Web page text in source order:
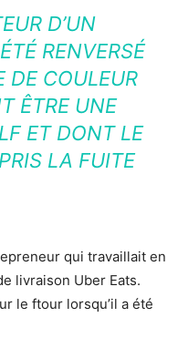
D’UN
RENVERSÉ
DE COULEUR
ÊTRE UNE
ET DONT LE
LA FUITE
qui travaillait en
livraison Uber Eats.
le ftour lorsqu’il a été